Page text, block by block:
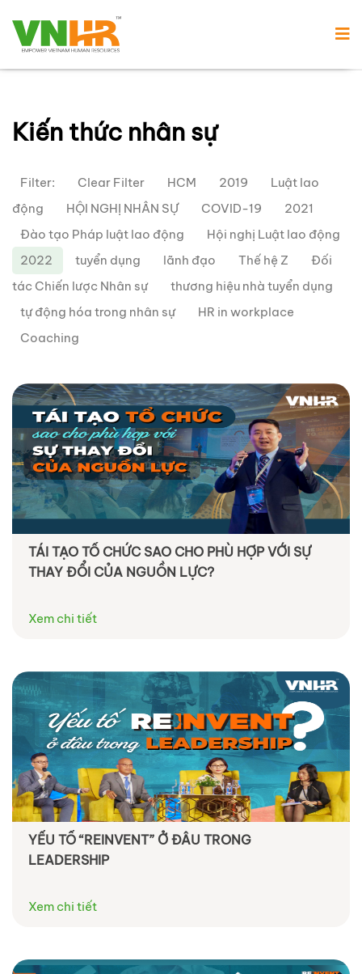
Kiến thức nhân sự
Filter: Clear Filter HCM 2019
Luật lao
động
HỘI NGHỊ NHÂN SỰ COVID-19
2021
Đào tạo Pháp luật lao động
Hội nghị Luật lao động
2022
tuyển dụng lãnh đạo Thế hệ Z
Đối
tác Chiến lược Nhân sự
thương hiệu nhà tuyển dụng
tự động hóa trong nhân sự
HR in workplace
Coaching
TÁI TẠO TỔ CHỨC SAO CHO PHÙ HỢP VỚI SỰ
THAY ĐỔI CỦA NGUỒN LỰC?
Xem chi tiết
YẾU TỐ “REINVENT” Ở ĐÂU TRONG
LEADERSHIP
Xem chi tiết